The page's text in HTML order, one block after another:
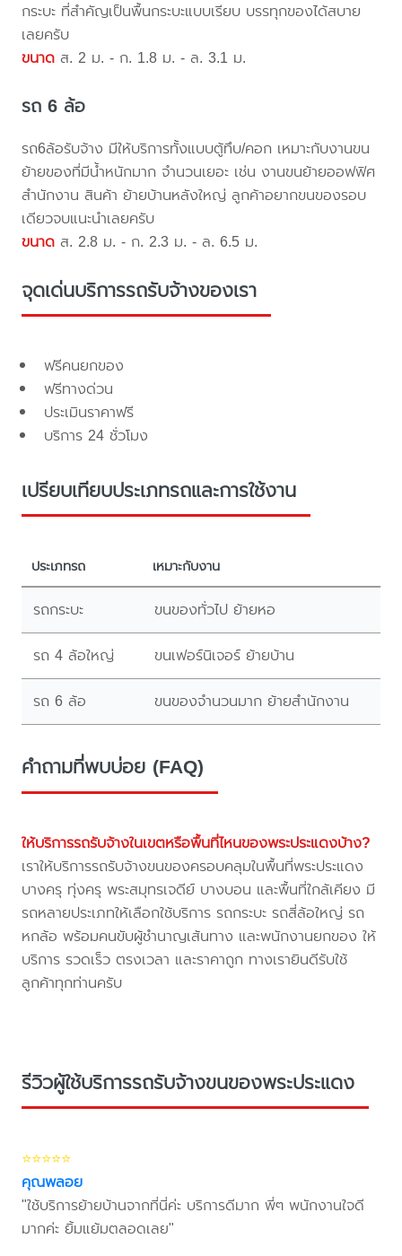
กระบะ ที่สำคัญเป็นพื้นกระบะแบบเรียบ บรรทุกของได้สบาย
เลยครับ
ขนาด ส. 2 ม. - ก. 1.8 ม. - ล. 3.1 ม.
รถ 6 ล้อ
รถ6ล้อรับจ้าง มีให้บริการทั้งแบบตู้ทึบ/คอก เหมาะกับงานขน
ย้ายของที่มีน้ำหนักมาก จำนวนเยอะ เช่น งานขนย้ายออฟฟิศ
สำนักงาน สินค้า ย้ายบ้านหลังใหญ่ ลูกค้าอยากขนของรอบ
เดียวจบแนะนำเลยครับ
ขนาด ส. 2.8 ม. - ก. 2.3 ม. - ล. 6.5 ม.
จุดเด่นบริการรถรับจ้างของเรา
ฟรีคนยกของ
ฟรีทางด่วน
ประเมินราคาฟรี
บริการ 24 ชั่วโมง
เปรียบเทียบประเภทรถและการใช้งาน
ประเภทรถ เหมาะกับงาน
รถกระบะ ขนของทั่วไป ย้ายหอ
รถ 4 ล้อใหญ่ ขนเฟอร์นิเจอร์ ย้ายบ้าน
รถ 6 ล้อ ขนของจำนวนมาก ย้ายสำนักงาน
คำถามที่พบบ่อย (FAQ)
ให้บริการรถรับจ้างในเขตหรือพื้นที่ไหนของพระประแดงบ้าง?
เราให้บริการรถรับจ้างขนของครอบคลุมในพื้นที่พระประแดง
บางครุ ทุ่งครุ พระสมุทรเจดีย์ บางบอน และพื้นที่ใกล้เคียง มี
รถหลายประเภทให้เลือกใช้บริการ รถกระบะ รถสี่ล้อใหญ่ รถ
หกล้อ พร้อมคนขับผู้ชำนาญเส้นทาง และพนักงานยกของ ให้
บริการ รวดเร็ว ตรงเวลา และราคาถูก ทางเรายินดีรับใช้
ลูกค้าทุกท่านครับ
รีวิวผู้ใช้บริการรถรับจ้างขนของพระประแดง
⭐⭐⭐⭐⭐
คุณพลอย
"ใช้บริการย้ายบ้านจากที่นี่ค่ะ บริการดีมาก พี่ๆ พนักงานใจดี
มากค่ะ ยิ้มแย้มตลอดเลย"